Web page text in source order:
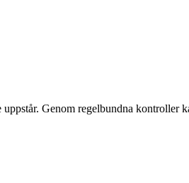
Genom regelbundna kontroller